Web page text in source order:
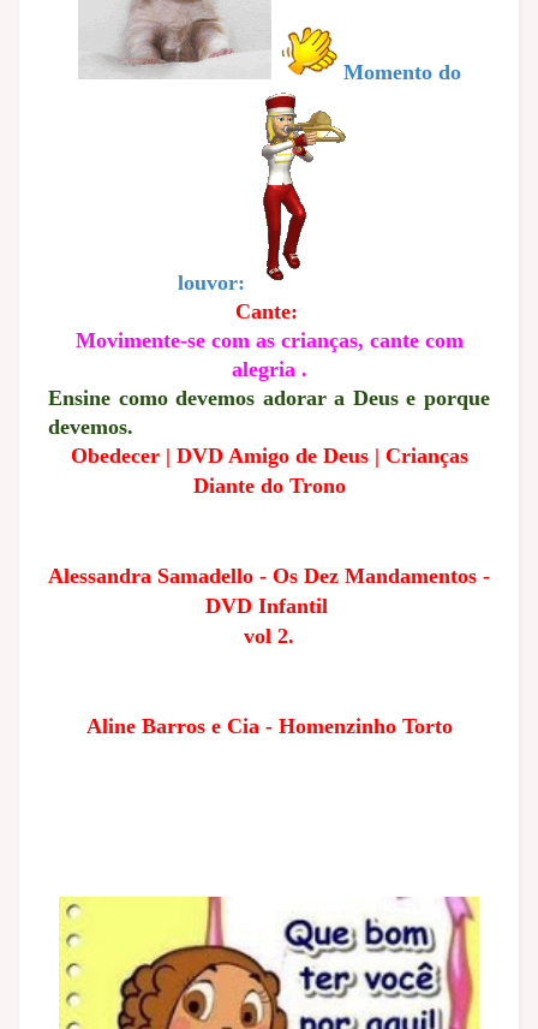
Momento do
louvor:
Cante:
Movimente-se com as crianças, cante com
alegria .
Ensine como devemos adorar a Deus e porque
devemos.
Obedecer | DVD Amigo de Deus | Crianças
Diante do Trono
Alessandra Samadello - Os Dez Mandamentos -
DVD Infantil
vol 2.
Aline Barros e Cia - Homenzinho Torto